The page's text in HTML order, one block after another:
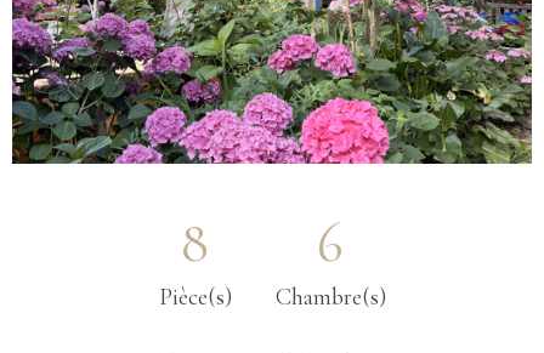
8
Pièce(s)
6
Chambre(s)